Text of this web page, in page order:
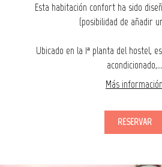
Esta habitación confort ha sido
(posibilidad de añadir
Ubicado en la 1ª planta del hostel,
acondicionado,...
Más información
RESERVAR